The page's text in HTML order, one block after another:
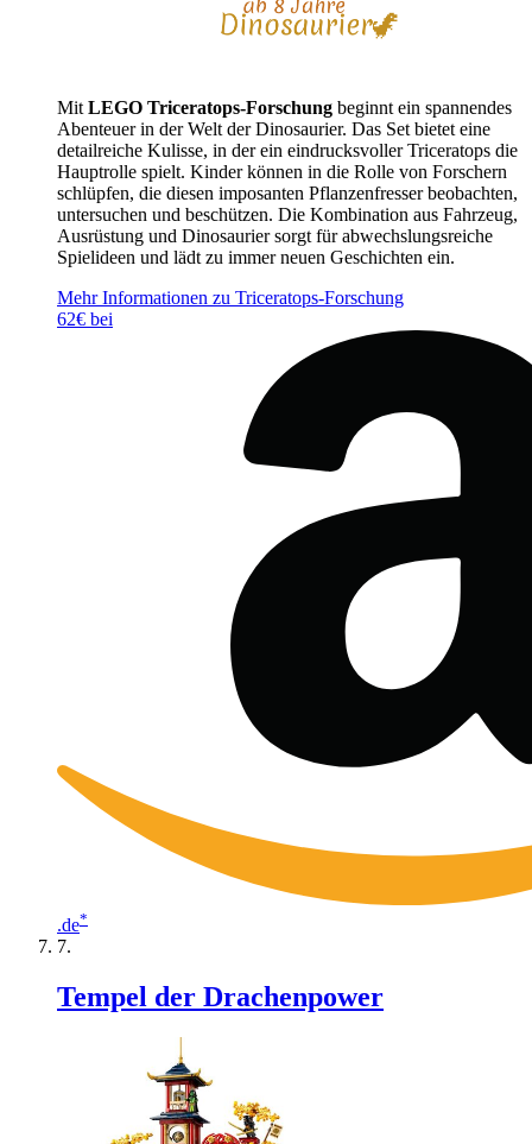
Mit LEGO Triceratops-Forschung beginnt ein spannendes
Abenteuer in der Welt der Dinosaurier. Das Set bietet eine
detailreiche Kulisse, in der ein eindrucksvoller Triceratops die
Hauptrolle spielt. Kinder können in die Rolle von Forschern
schlüpfen, die diesen imposanten Pflanzenfresser beobachten,
untersuchen und beschützen. Die Kombination aus Fahrzeug,
Ausrüstung und Dinosaurier sorgt für abwechslungsreiche
Spielideen und lädt zu immer neuen Geschichten ein.
Mehr Informationen zu Triceratops-Forschung
62€ bei
.de*
Tempel der Drachenpower